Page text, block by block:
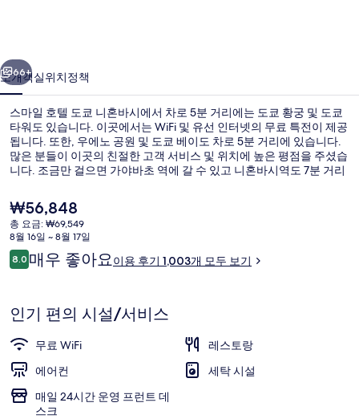
니
혼
바
시
의
사
진
갤
러
다음
66+
소개객실위치정책
스마일 호텔 도쿄 니혼바시에서 차로 5분 거리에는 도쿄 황궁 및 도쿄
타워도 있습니다. 이곳에서는 WiFi 및 유선 인터넷의 무료 특전이 제공
됩니다. 또한, 우에노 공원 및 도쿄 베이도 차로 5분 거리에 있습니다.
많은 분들이 이곳의 친절한 고객 서비스 및 위치에 높은 평점을 주셨습
니다. 조금만 걸으면 가야바초 역에 갈 수 있고 니혼바시역도 7분 거리
현
재
가
격
은
₩56,848
총 요금: ₩69,549
8월 16일 ~ 8월 17일
이
용
기
8.010점 만점 중 8.0점.
매우 좋아요이용 후기 1,003개 모두 보기
인기 편의 시설/서비스
무료 WiFi
레스토랑
에어컨
세탁 시설
매일 24시간 운영 프런트 데
스크